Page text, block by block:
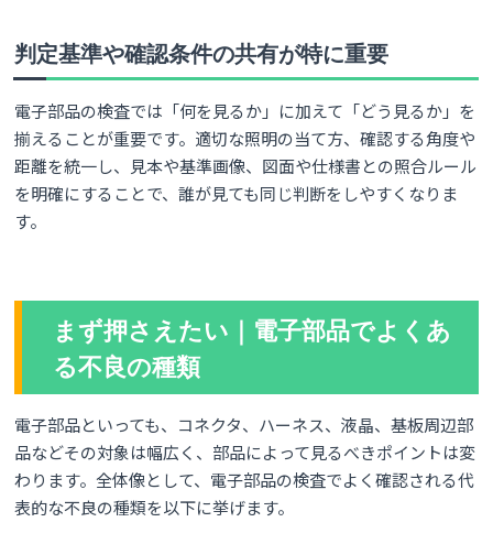
判定基準や確認条件の共有が特に重要
電子部品の検査では「何を見るか」に加えて「どう見るか」を
揃えることが重要です。適切な照明の当て方、確認する角度や
距離を統一し、見本や基準画像、図面や仕様書との照合ルール
を明確にすることで、誰が見ても同じ判断をしやすくなりま
す。
まず押さえたい｜電子部品でよくあ
る不良の種類
電子部品といっても、コネクタ、ハーネス、液晶、基板周辺部
品などその対象は幅広く、部品によって見るべきポイントは変
わります。全体像として、電子部品の検査でよく確認される代
表的な不良の種類を以下に挙げます。